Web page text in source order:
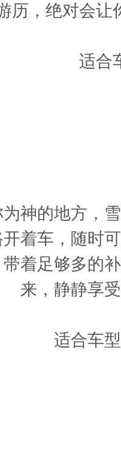
历，绝对会让
适合车
的地方，雪
着车，随时
着足够多的
来，静静享
适合车型